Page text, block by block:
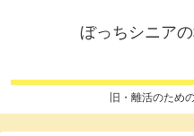
ぼっちシニア
旧・離活のため